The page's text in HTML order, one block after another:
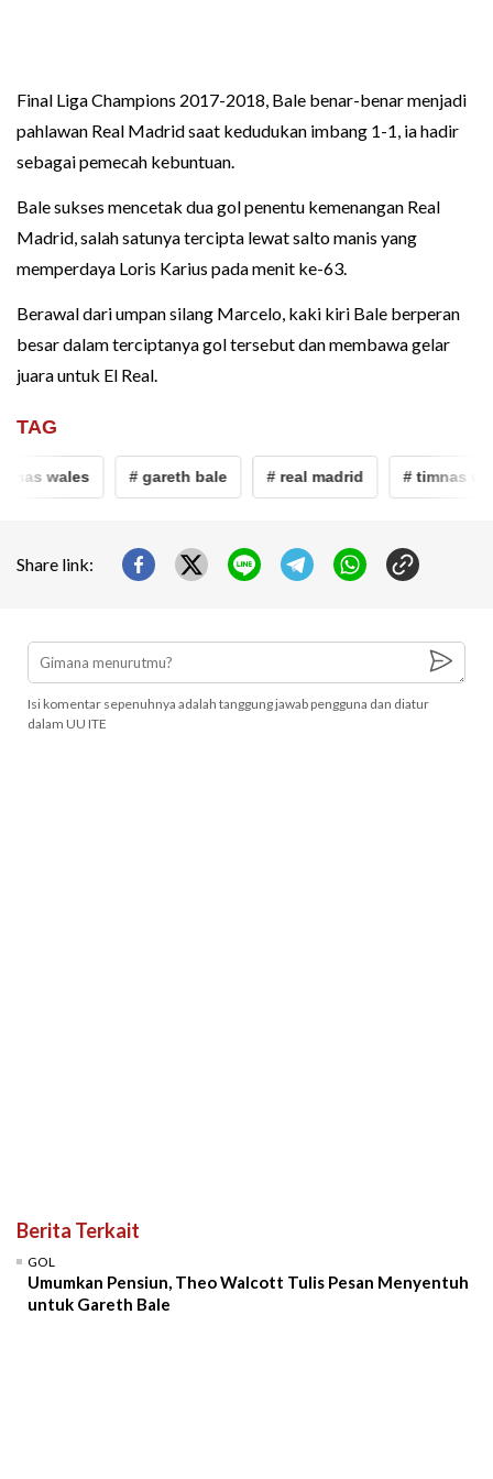
Final Liga Champions 2017-2018, Bale benar-benar menjadi
pahlawan Real Madrid saat kedudukan imbang 1-1, ia hadir
sebagai pemecah kebuntuan.
Bale sukses mencetak dua gol penentu kemenangan Real
Madrid, salah satunya tercipta lewat salto manis yang
memperdaya Loris Karius pada menit ke-63.
Berawal dari umpan silang Marcelo, kaki kiri Bale berperan
besar dalam terciptanya gol tersebut dan membawa gelar
juara untuk El Real.
TAG
wales # gareth bale # real madrid # timnas
Share link:
Isi komentar sepenuhnya adalah tanggung jawab pengguna dan diatur
dalam UU ITE
Berita Terkait
GOL
Umumkan Pensiun, Theo Walcott Tulis Pesan Menyentuh
untuk Gareth Bale